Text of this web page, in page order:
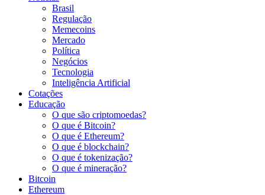
Brasil
Regulação
Memecoins
Mercado
Política
Negócios
Tecnologia
Inteligência Artificial
Cotações
Educação
O que são criptomoedas?
O que é Bitcoin?
O que é Ethereum?
O que é blockchain?
O que é tokenização?
O que é mineração?
Bitcoin
Ethereum